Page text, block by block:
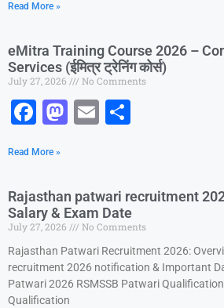
c
e
b
o
o
k
o
d
o
n
l
e
Read More »
eMitra Training Course 2026 –
Services (ईमित्र ट्रेनिंग कोर्स)
July 27, 2026 No Comments
F
c
e
b
o
o
k
M
o
d
o
n
E
l
e
Read More »
Rajasthan patwari recruitment
Salary & Exam Date
July 27, 2026
No Comments
Rajasthan Patwari Recruitment 2026:
recruitment 2026 notification & Important
Patwari 2026 RSMSSB Patwari
Qualification